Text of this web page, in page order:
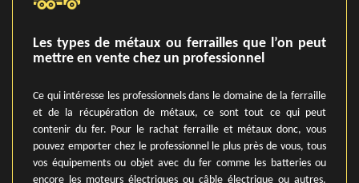
Les types de métaux ou ferrailles que l’on peut
mettre en vente chez un professionnel
Ce qui intéresse les professionnels dans le domaine de la ferraille
et de la récupération de métaux, ce sont tout ce qui peut
contenir du fer. Pour le rachat ferraille et métaux donc, vous
pouvez emporter chez le professionnel le plus près de vous, tous
vos équipements ou objet avec du fer comme les batteries ou
encore les moteurs électriques ou câble électrique ou autres.